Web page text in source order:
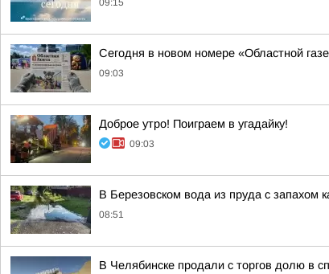
09:15
Сегодня в новом номере «Областной
09:03
Доброе утро! Поиграем в угадайку!
09:03
В Березовском вода из пруда с запахом
08:51
В Челябинске продали с торгов долю в